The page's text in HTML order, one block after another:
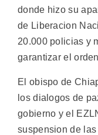
donde hizo su
de Liberacion
20.000 policias y
garantizar el
El obispo de
los dialogos de
gobierno y el
suspension de